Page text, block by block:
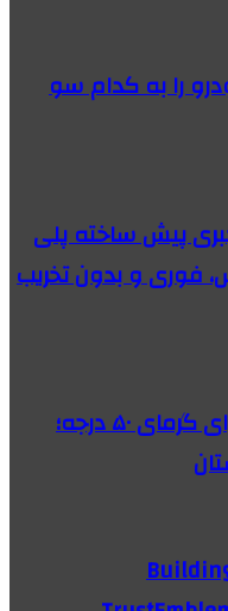
را به کدام سو
پیش ساخته پلی
فوری و بدون تخریب
هشدار قرمز هواشناسی برای گرمای ۵۰ درجه؛